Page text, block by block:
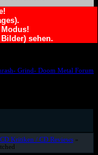
sehen.
Grind- Doom Metal Forum
CD Kritiken / CD Reviews»